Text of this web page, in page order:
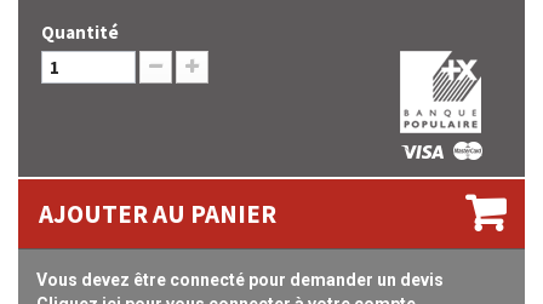
Quantité
AJOUTER AU PANIER
Vous devez être connecté pour demander un devis